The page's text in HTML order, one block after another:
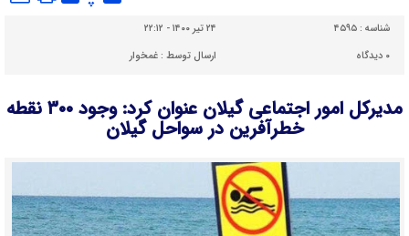
شناسه : ۴۵۹۵
۲۴ تیر ۱۴۰۰ - ۲۲:۱۲
۰ دیدگاه ارسال توسط :غمخوار
مدیرکل امور اجتماعی گیلان عنوان کرد: وجود ۳۰۰ نقطه
خطرآفرین در سواحل گیلان